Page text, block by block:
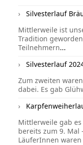
Silvesterlauf
Mittlerweile ist
Tradition
Teilnehmern...
Silvesterlauf
Zum zweiten
dabei. Es gab
Mittlerweile gab
bereits zum 9. Mal
LäuferInnen